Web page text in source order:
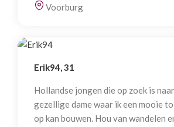
Voorburg
Erik94, 31
Hollandse jongen die op zoek is
gezellige dame waar ik een mooie
op kan bouwen. Hou van wandelen